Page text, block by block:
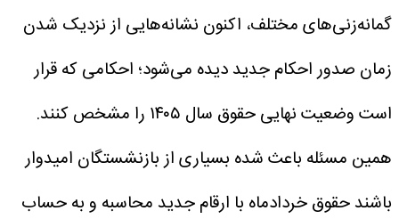
گمانه‌زنی‌های مختلف، اکنون نشانه‌هایی از نزدیک شدن
زمان صدور احکام جدید دیده می‌شود؛ احکامی که قرار
است وضعیت نهایی حقوق سال ۱۴۰۵ را مشخص کنند.
همین مسئله باعث شده بسیاری از بازنشستگان امیدوار
باشند حقوق خردادماه با ارقام جدید محاسبه و به حساب